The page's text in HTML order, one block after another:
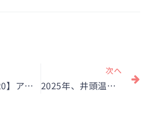
【10/19-20】アウトドアイベント出店者募集！
次へ
2025年、井頭温泉及びチャットパレスが北関東初「おふろcafé」に。